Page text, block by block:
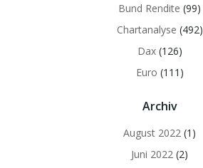
Bund Rendite (99)
Chartanalyse (492)
Dax(126)
Euro (111)
Archiv
August 2022 (1)
Juni 2022 (2)